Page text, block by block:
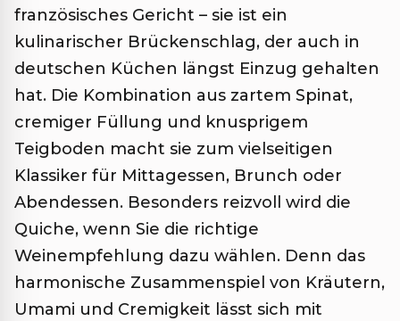
französisches Gericht – sie ist ein
kulinarischer Brückenschlag, der auch in
deutschen Küchen längst Einzug gehalten
hat. Die Kombination aus zartem Spinat,
cremiger Füllung und knusprigem
Teigboden macht sie zum vielseitigen
Klassiker für Mittagessen, Brunch oder
Abendessen. Besonders reizvoll wird die
Quiche, wenn Sie die richtige
Weinempfehlung dazu wählen. Denn das
harmonische Zusammenspiel von Kräutern,
Umami und Cremigkeit lässt sich mit